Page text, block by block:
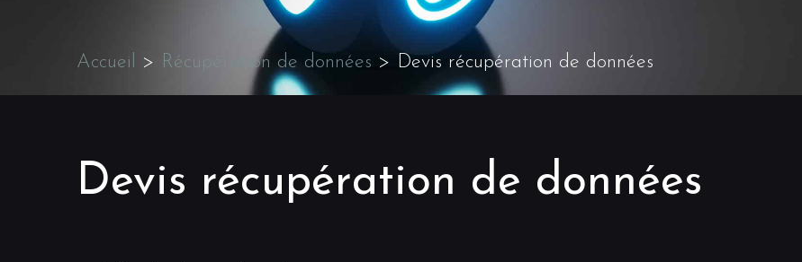
Accueil > Récupération de données > Devis récupération de données
Devis récupération de données